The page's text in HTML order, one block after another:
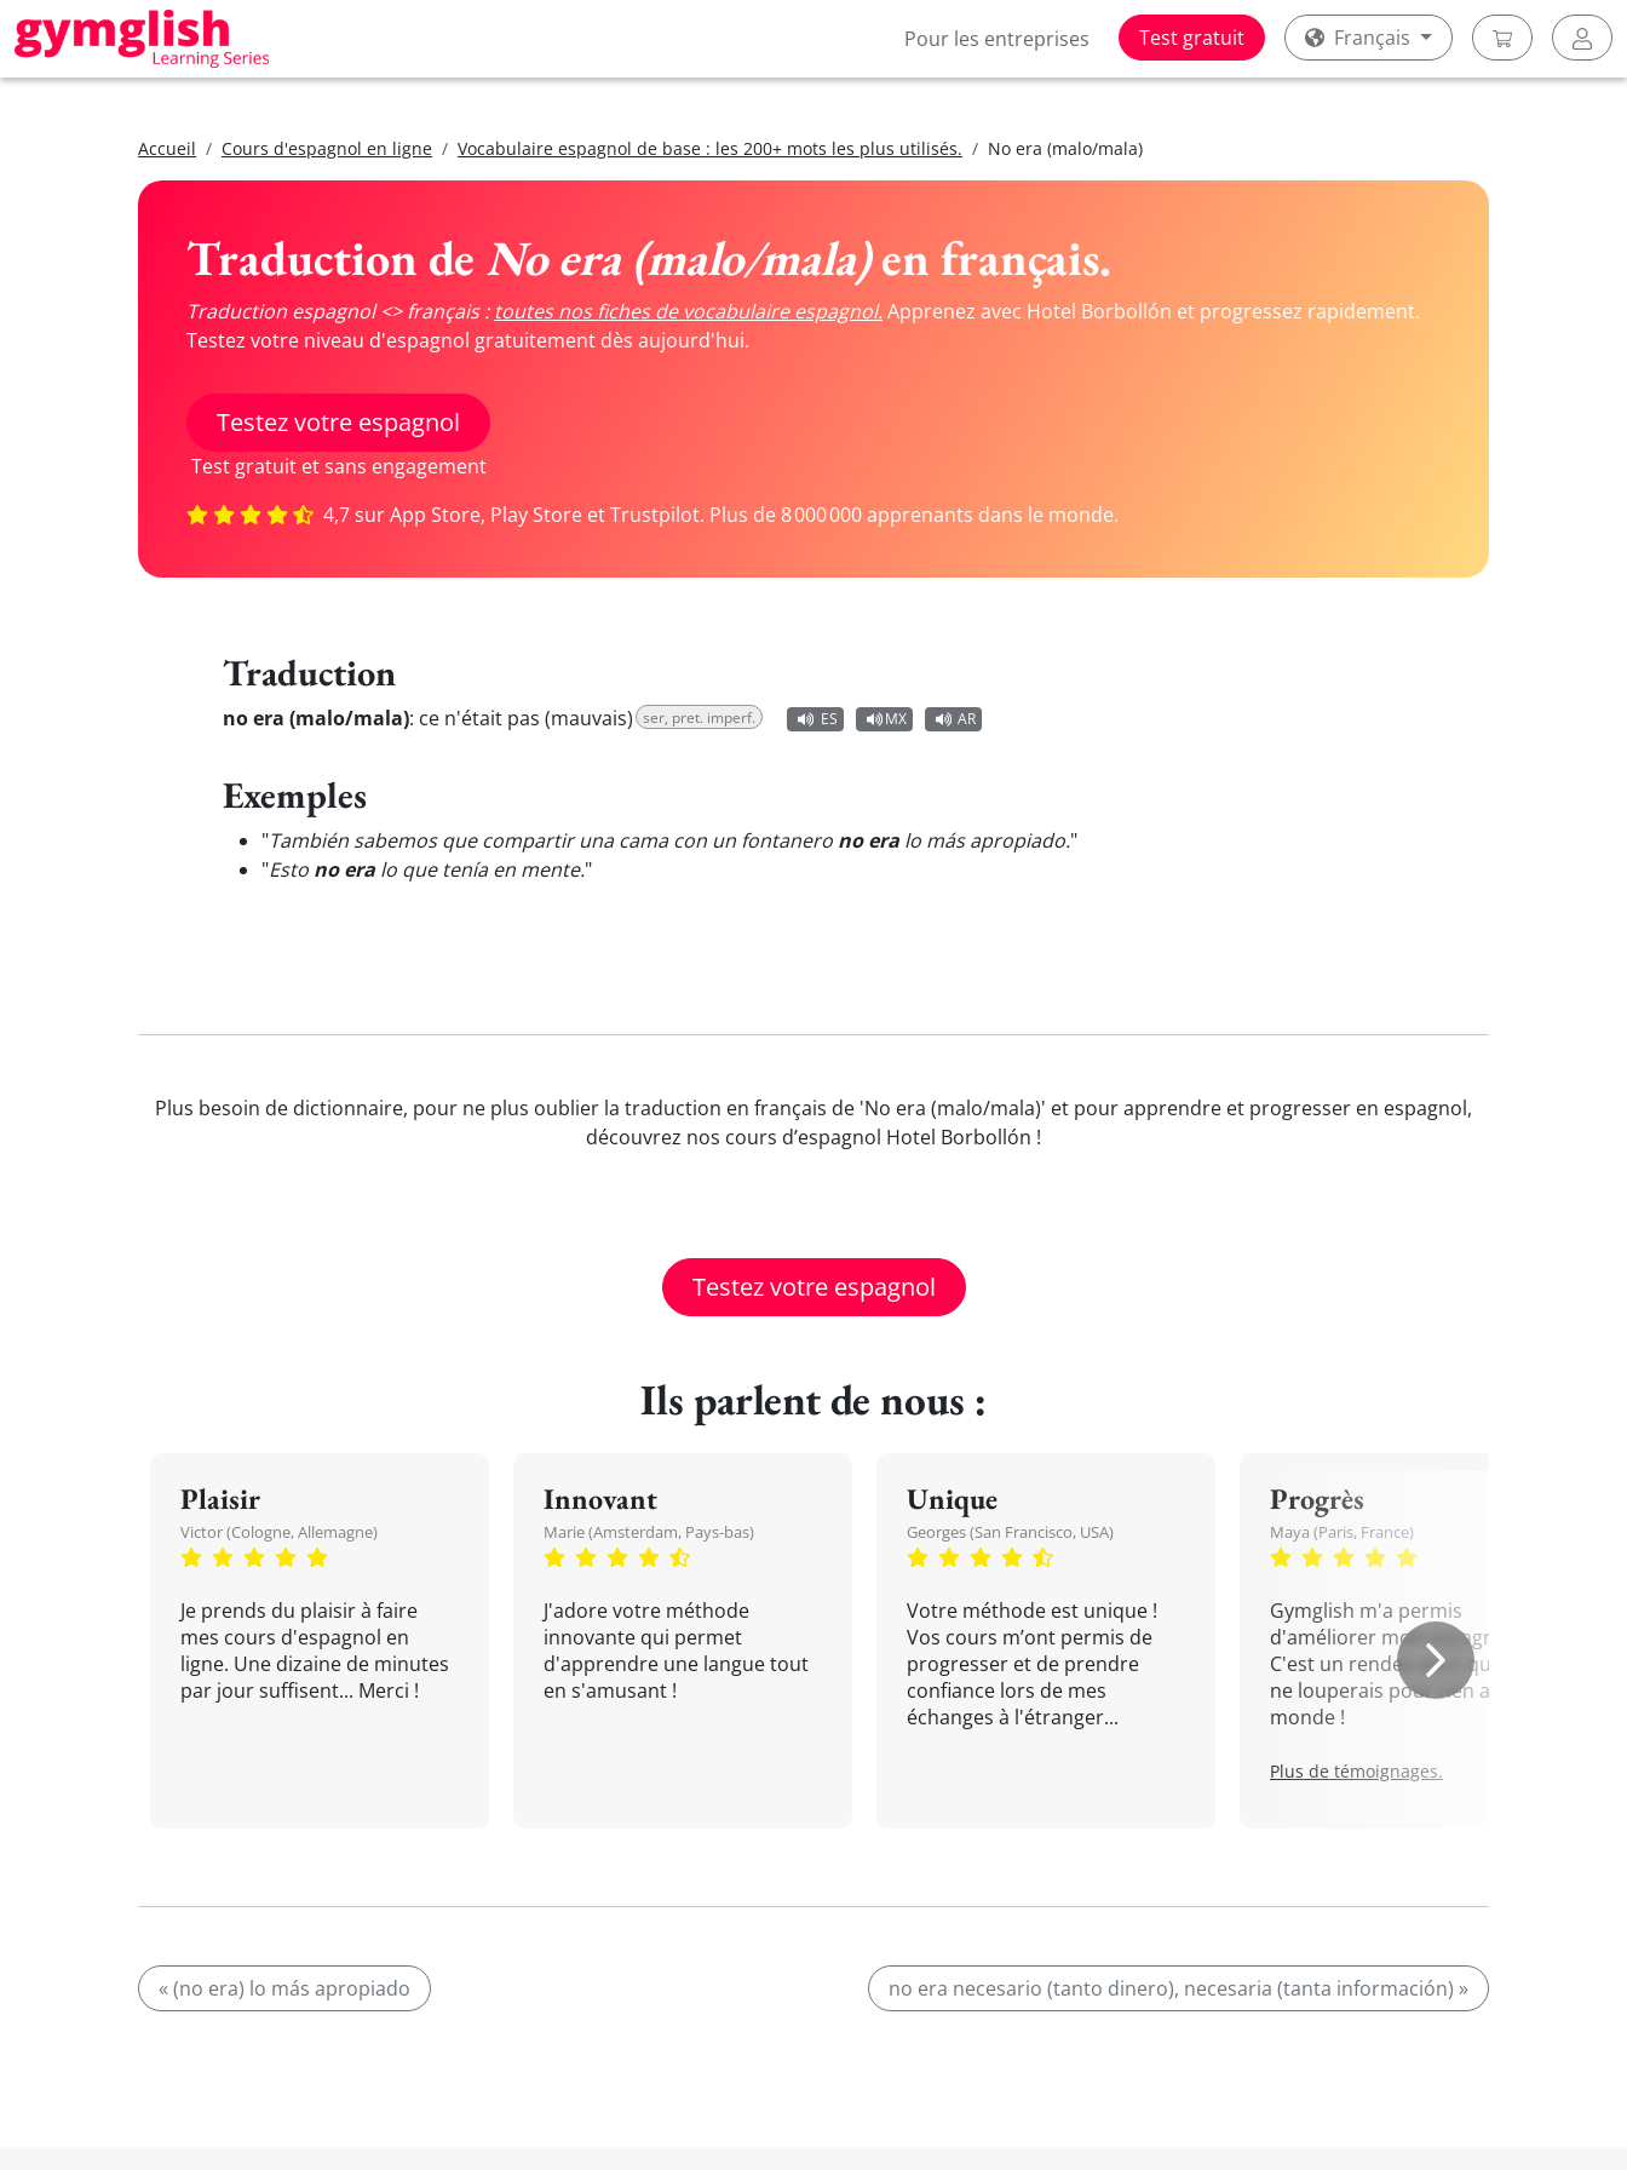
Pour les entreprises Test gratuit Français
Accueil Cours d'espagnol en ligne Vocabulaire espagnol de base : les 200+ mots les plus utilisés. No era (malo/mala)
Traduction de No era (malo/mala)en français.
Traduction espagnol <> français : toutes nos fiches de vocabulaire espagnol.Apprenez avec Hotel Borbollón et progressez rapidement.
Testez votre niveau d'espagnol gratuitement dès aujourd'hui.
Testez votre espagnol
Test gratuit et sans engagement
4,7 sur App Store, Play Store et Trustpilot. Plus de 8 000 000 apprenants dans le monde.
Traduction
no era (malo/mala): ce n'était pas (mauvais) ser, pret. imperf. ES MX AR
Exemples
"También sabemos que compartir una cama con un fontanero no era lo más apropiado."
"Esto no era lo que tenía en mente."
Plus besoin de dictionnaire, pour ne plus oublier la traduction en français de 'No era (malo/mala)' et pour apprendre et progresser en espagnol,
découvrez nos cours d’espagnol Hotel Borbollón !
Testez votre espagnol
Ils parlent de nous :
Plaisir
Victor (Cologne, Allemagne)
Je prends du plaisir à faire
mes cours d'espagnol en
ligne. Une dizaine de minutes
par jour suffisent... Merci !
Innovant
Marie (Amsterdam, Pays-bas)
J'adore votre méthode
innovante qui permet
d'apprendre une langue tout
en s'amusant !
Unique
Georges (San Francisco, USA)
Votre méthode est unique !
Vos cours m’ont permis de
progresser et de prendre
confiance lors de mes
échanges à l'étranger...
Progrès
Maya (Paris, France)
Gymglish m'a permis
d'améliorer mon espagnol.
C'est un rendez-vous que je
ne louperais pour rien au
monde !
Plus de témoignages.
« (no era) lo más apropiado no era necesario (tanto dinero), necesaria (tanta información) »